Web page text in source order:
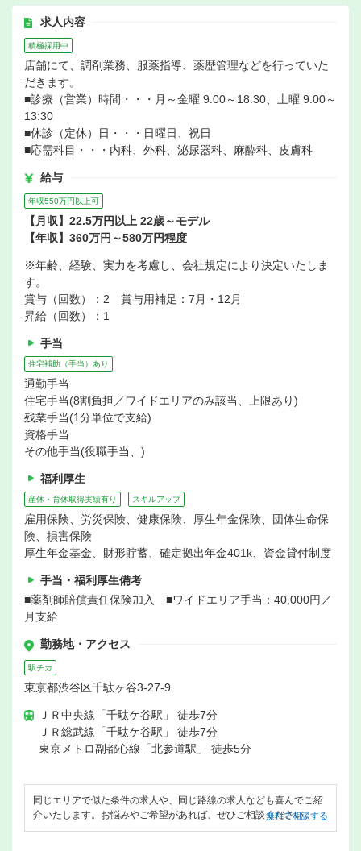
求人内容
積極採用中
店舗にて、調剤業務、服薬指導、薬歴管理などを行っていた
だきます。
■診療（営業）時間・・・月～金曜 9:00～18:30、土曜 9:00～
13:30
■休診（定休）日・・・日曜日、祝日
■応需科目・・・内科、外科、泌尿器科、麻酔科、皮膚科
給与
年収550万円以上可
【月収】22.5万円以上 22歳～モデル
【年収】360万円～580万円程度
※年齢、経験、実力を考慮し、会社規定により決定いたしま
す。
賞与（回数）：2 賞与用補足：7月・12月
昇給（回数）：1
手当
住宅補助（手当）あり
通勤手当
住宅手当(8割負担／ワイドエリアのみ該当、上限あり)
残業手当(1分単位で支給)
資格手当
その他手当(役職手当、)
福利厚生
産休・育休取得実績有り スキルアップ
雇用保険、労災保険、健康保険、厚生年金保険、団体生命保
険、損害保険
厚生年金基金、財形貯蓄、確定拠出年金401k、資金貸付制度
手当・福利厚生備考
■薬剤師賠償責任保険加入 ■ワイドエリア手当：40,000円／
月支給
勤務地・アクセス
駅チカ
東京都渋谷区千駄ヶ谷3-27-9
ＪＲ中央線「千駄ケ谷駅」 徒歩7分
ＪＲ総武線「千駄ケ谷駅」 徒歩7分
東京メトロ副都心線「北参道駅」 徒歩5分
同じエリアで似た条件の求人や、同じ路線の求人なども喜んでご紹
介いたします。お悩みやご希望があれば、ぜひご相談ください。
無料で相談する